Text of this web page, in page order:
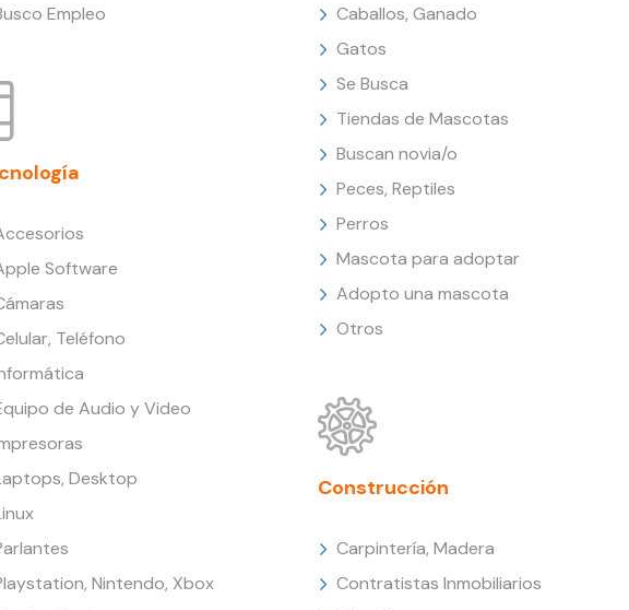
Empleo
Software
Teléfono
de Audio y Video
Desktop
Nintendo, Xbox
Caballos, Ganado
Gatos
Se Busca
Tiendas de Mascotas
Buscan novia/o
Peces, Reptiles
Perros
Mascota para adoptar
Adopto una mascota
Otros
Construcción
Carpintería, Madera
Contratistas Inmobiliarios